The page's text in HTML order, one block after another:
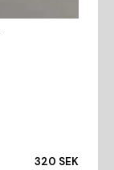
320 SEK